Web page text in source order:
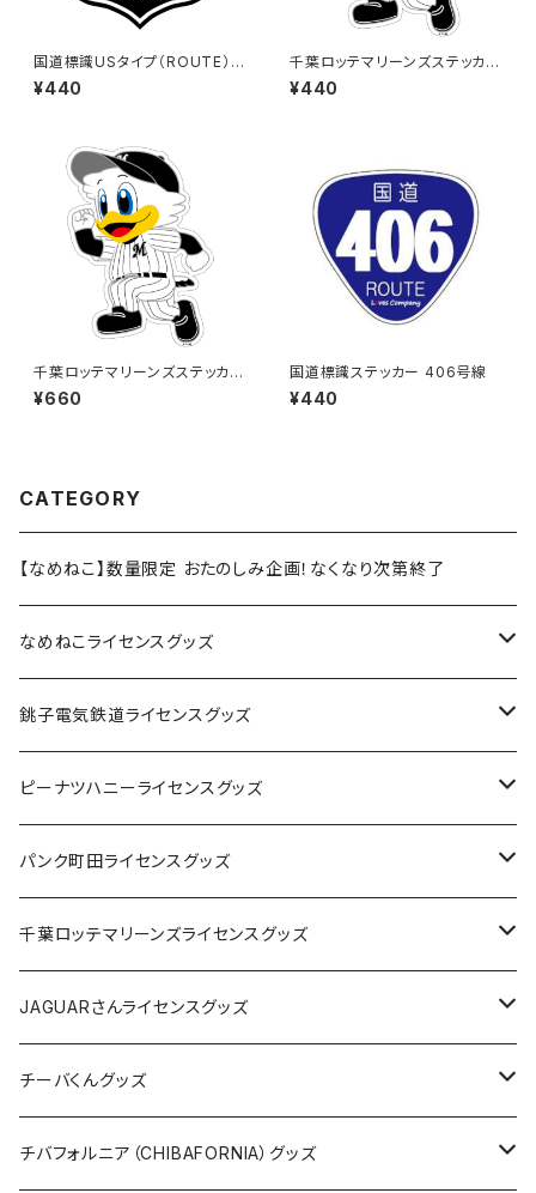
国道標識USタイプ（ROUTE）ス
テッカー 418号線（ブラック）
¥440
千葉ロッテマリーンズステッカー
14
¥440
千葉ロッテマリーンズステッカー
14（大）
¥660
国道標識ステッカー 406号線
¥440
CATEGORY
【なめねこ】数量限定 おたのしみ企画！なくなり次第終了
なめねこライセンスグッズ
Tシャツ
キャップ
ステッカー
缶バッジ
ホテルキーホルダー
銚子電気鉄道ライセンスグッズ
ステッカー
缶バッジ
アクリルキーホルダー
ホテルキーホルダー
クリアファイル
Tシャツ
ピーナツハニーライセンスグッズ
Tシャツ
キャップ
バッグ
ステッカー
缶バッジ
パンク町田ライセンスグッズ
Tシャツ
キャップ
バッグ
ステッカー
千葉ロッテマリーンズライセンスグッズ
ステッカー
ステッカー
ステッカー大
缶バッジ
缶バッジ32mm
エコバッグ
JAGUARさんライセンスグッズ
Tシャツ
ステッカー
チーバくんグッズ
Tシャツ
チバフォルニア（CHIBAFORNIA）グッズ